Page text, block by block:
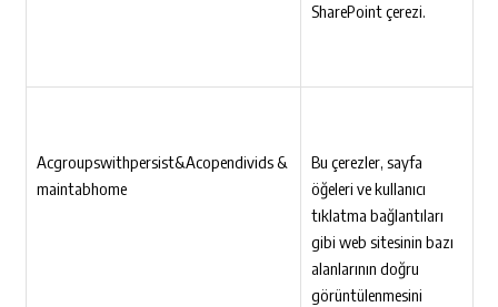
SharePoint çerezi.
Acgroupswithpersist&Acopendivids &
maintabhome
Bu çerezler, sayfa
öğeleri ve kullanıcı
tıklatma bağlantıları
gibi web sitesinin bazı
alanlarının doğru
görüntülenmesini